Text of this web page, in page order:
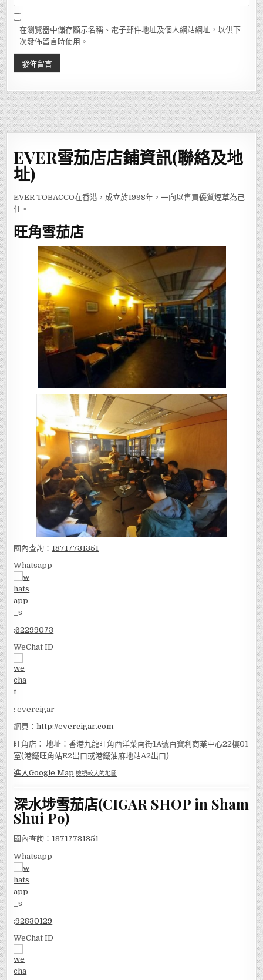
在瀏覽器中儲存顯示名稱、電子郵件地址及個人網站網址，以供下
次發佈留言時使用。
EVER雪茄店店鋪資訊(聯絡及地
址)
EVER TOBACCO在香港，成立於1998年，一向以售買優質煙草為己
任。
旺角雪茄店
國內查詢： 18717731351
Whatsapp
:62299073
WeChat ID
: evercigar
網頁：http://evercigar.com
旺角店： 地址：香港九龍旺角西洋菜南街1A號百寶利商業中心22樓01
室(港鐵旺角站E2出口或港鐵油麻地站A2出口)
進入Google Map 檢視較大的地圖
深水埗雪茄店(CIGAR SHOP in Sham
Shui Po)
國內查詢： 18717731351
Whatsapp
:92830129
WeChat ID